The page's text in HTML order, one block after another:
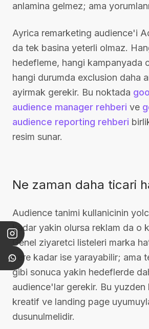
anlamina gelmez; ama
Ayrica remarketing audience'i
da tek basina yeterli olmaz.
hedefleme, hangi kampanyada
hangi durumda exclusion daha
ayirmak gerekir. Bu noktada
audience manager rehberi ve
audience reporting rehberi
resim sunar.
Ne zaman daha ticari
Audience tanimi kullanicinin
kadar yakin olursa reklam da o
Genel ziyaretci listeleri marka
yere kadar ise yarayabilir; ama
gibi sonuca yakin hedeflerde
audience'lar gerekir. Bu yuzden
kreatif ve landing page
dusunulmelidir.